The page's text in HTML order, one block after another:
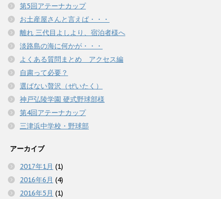
第5回アテーナカップ
お土産屋さんと言えば・・・
離れ 三代目よしより、宿泊者様へ
淡路島の海に何かが・・・
よくある質問まとめ アクセス編
自粛って必要？
選ばない贅沢（ぜいたく）
神戸弘陵学園 硬式野球部様
第4回アテーナカップ
三津浜中学校・野球部
アーカイブ
2017年1月 (1)
2016年6月 (4)
2016年5月 (1)